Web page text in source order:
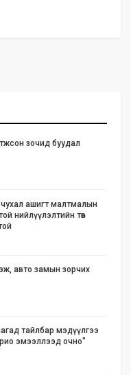
зочид буудал
ашигт малтмалын
нийлүүлэлтийн төв
авто замын зорчих
тайлбар мэдүүлгээ
эмээллээд очно"